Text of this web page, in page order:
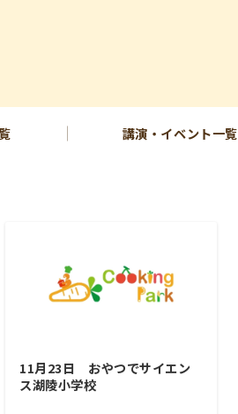
講演・イベント一覧
11月23日 おやつでサイエン
ス湖陵小学校